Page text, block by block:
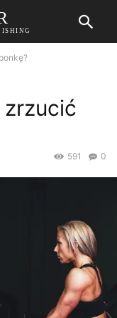
0
591